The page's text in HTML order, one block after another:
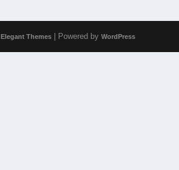
Elegant Themes| Powered by WordPress